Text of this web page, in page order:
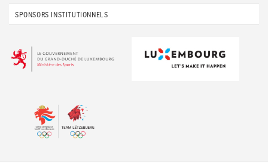
SPONSORS INSTITUTIONNELS